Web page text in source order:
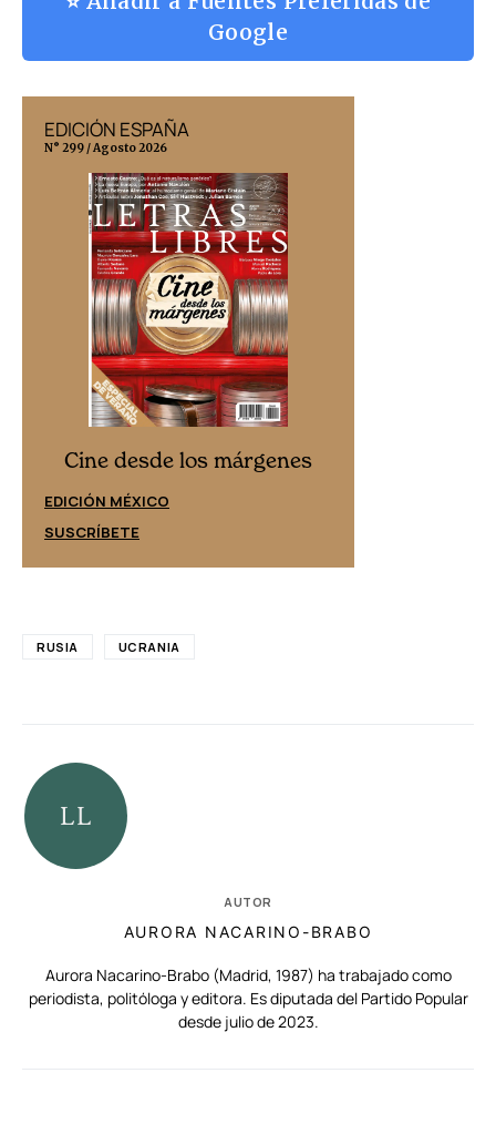
Google
EDICIÓN ESPAÑA
N° 299 / Agosto 2026
Cine desde los márgenes
EDICIÓN MÉXICO
SUSCRÍBETE
RUSIA UCRANIA
AUTOR
AURORA NACARINO-BRABO
Aurora Nacarino-Brabo (Madrid, 1987) ha trabajado como
periodista, politóloga y editora. Es diputada del Partido Popular
desde julio de 2023.